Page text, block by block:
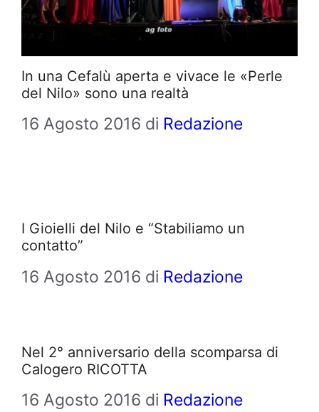
In una Cefalù aperta e vivace le «Perle
del Nilo» sono una realtà
16 Agosto 2016 di Redazione
I Gioielli del Nilo e “Stabiliamo un
contatto”
16 Agosto 2016 di Redazione
Nel 2° anniversario della scomparsa di
Calogero RICOTTA
16 Agosto 2016 di Redazione